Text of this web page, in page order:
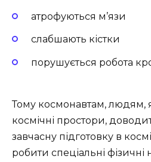
атрофуються м’язи
слабшають кістки
порушується робота
Тому космонавтам, людям,
космічні простори,
завчасну підготовку в
робити спеціальні